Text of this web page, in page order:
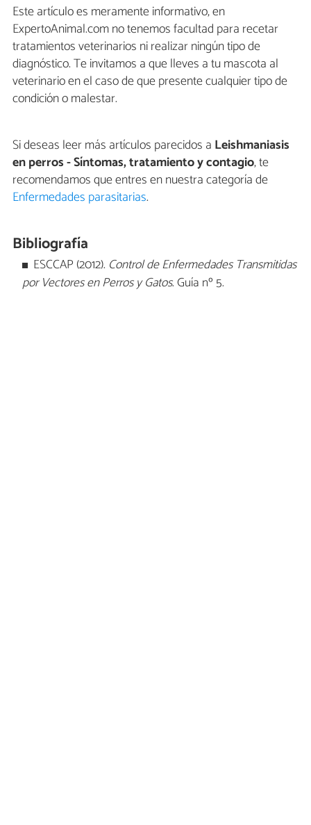
Este artículo es meramente informativo, en
ExpertoAnimal.com no tenemos facultad para recetar
tratamientos veterinarios ni realizar ningún tipo de
diagnóstico. Te invitamos a que lleves a tu mascota al
veterinario en el caso de que presente cualquier tipo de
condición o malestar.
Si deseas leer más artículos parecidos a Leishmaniasis
en perros - Síntomas, tratamiento y contagio, te
recomendamos que entres en nuestra categoría de
Enfermedades parasitarias.
Bibliografía
ESCCAP (2012). Control de Enfermedades Transmitidas
por Vectores en Perros y Gatos. Guía nº 5.